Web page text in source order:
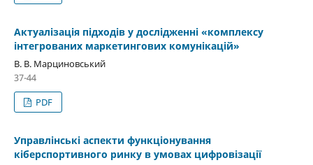
Актуалiзацiя пiдходiв у дослiдженнi «комплексу
iнтегрованих маркетингових комунікацій»
В. В. Марциновський
37-44
PDF
Управлінські аспекти функціонування
кіберспортивного ринку в умовах цифровізації